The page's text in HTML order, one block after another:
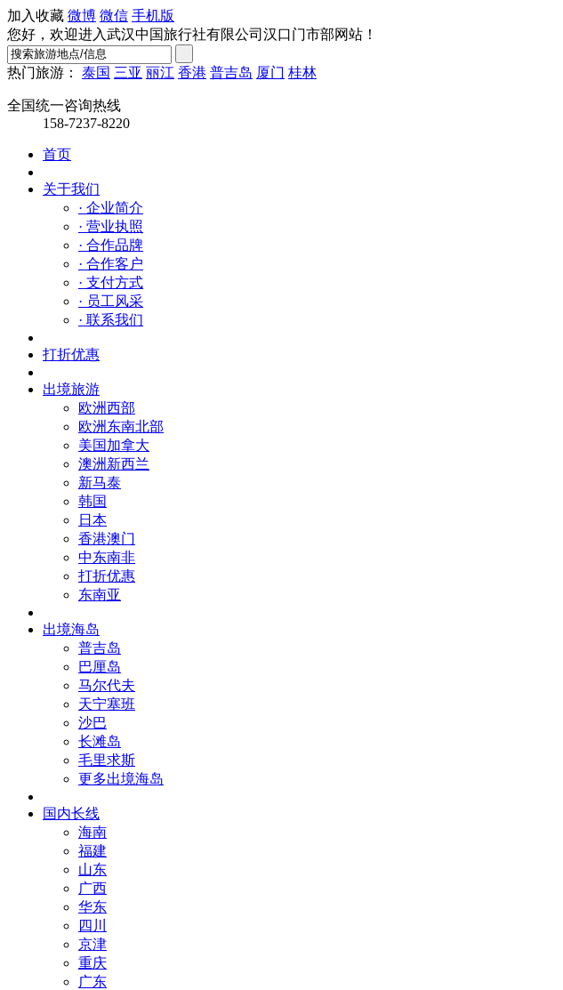
加入收藏 微博 微信 手机版
您好，欢迎进入武汉中国旅行社有限公司汉口门市部网站！
热门旅游： 泰国 三亚 丽江 香港 普吉岛 厦门 桂林
全国统一咨询热线
158-7237-8220
首页
关于我们
· 企业简介
· 营业执照
· 合作品牌
· 合作客户
· 支付方式
· 员工风采
· 联系我们
打折优惠
出境旅游
欧洲西部
欧洲东南北部
美国加拿大
澳洲新西兰
新马泰
韩国
日本
香港澳门
中东南非
打折优惠
东南亚
出境海岛
普吉岛
巴厘岛
马尔代夫
天宁塞班
沙巴
长滩岛
毛里求斯
更多出境海岛
国内长线
海南
福建
山东
广西
华东
四川
京津
重庆
广东